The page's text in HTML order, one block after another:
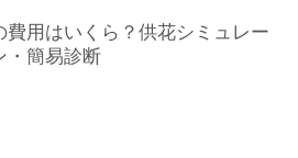
費用はいくら？供花シミュレー
・簡易診断